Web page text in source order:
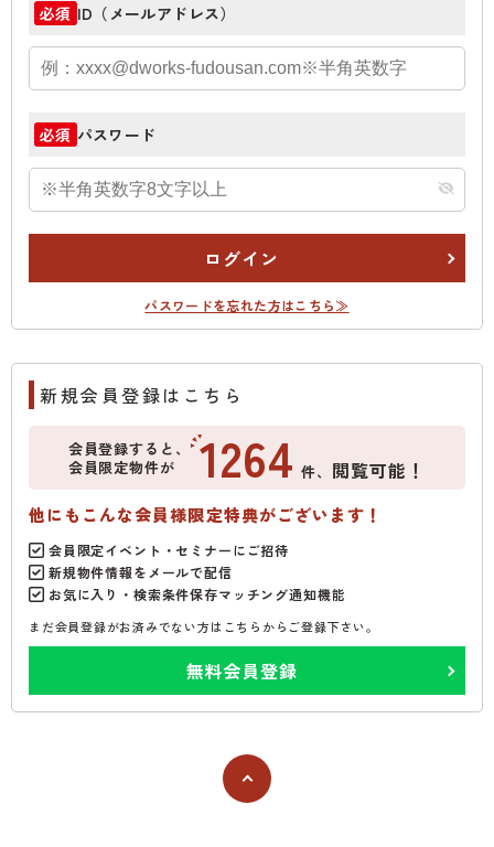
必須 ID（メールアドレス）
必須 パスワード
ログイン
パスワードを忘れた方はこちら≫
新規会員登録はこちら
会員登録すると、
会員限定物件が
1264 件、 閲覧可能！
他にもこんな会員様限定特典がございます！
会員限定イベント・セミナーにご招待
新規物件情報をメールで配信
お気に入り・検索条件保存マッチング通知機能
まだ会員登録がお済みでない方はこちらからご登録下さい。
無料会員登録